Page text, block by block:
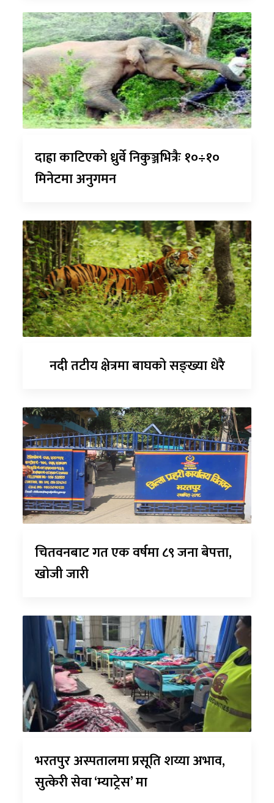
दाह्रा काटिएको ध्रुर्वे निकुञ्जभित्रैः १०÷१०
मिनेटमा अनुगमन
नदी तटीय क्षेत्रमा बाघको सङ्ख्या धेरै
चितवनबाट गत एक वर्षमा ८९ जना बेपत्ता,
खोजी जारी
भरतपुर अस्पतालमा प्रसूति शय्या अभाव,
सुत्केरी सेवा ‘म्याट्रेस’ मा